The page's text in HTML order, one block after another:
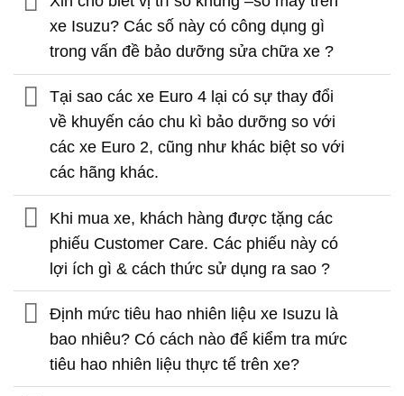
xe Isuzu? Các số này có công dụng gì
trong vấn đề bảo dưỡng sửa chữa xe ?
Tại sao các xe Euro 4 lại có sự thay đổi
về khuyến cáo chu kì bảo dưỡng so với
các xe Euro 2, cũng như khác biệt so với
các hãng khác.
Khi mua xe, khách hàng được tặng các
phiếu Customer Care. Các phiếu này có
lợi ích gì & cách thức sử dụng ra sao ?
Định mức tiêu hao nhiên liệu xe Isuzu là
bao nhiêu? Có cách nào để kiểm tra mức
tiêu hao nhiên liệu thực tế trên xe?